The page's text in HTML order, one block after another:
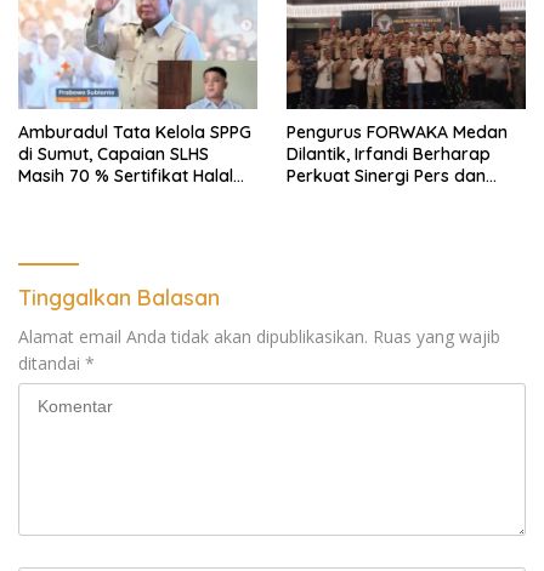
Amburadul Tata Kelola SPPG
di Sumut, Capaian SLHS
Masih 70 % Sertifikat Halal
Pemantau dan Pengawas
MBG
Pengurus FORWAKA Medan
Dilantik, Irfandi Berharap
Perkuat Sinergi Pers dan
Tinggalkan Balasan
Alamat email Anda tidak akan dipublikasikan. Ruas yang wajib
ditandai *